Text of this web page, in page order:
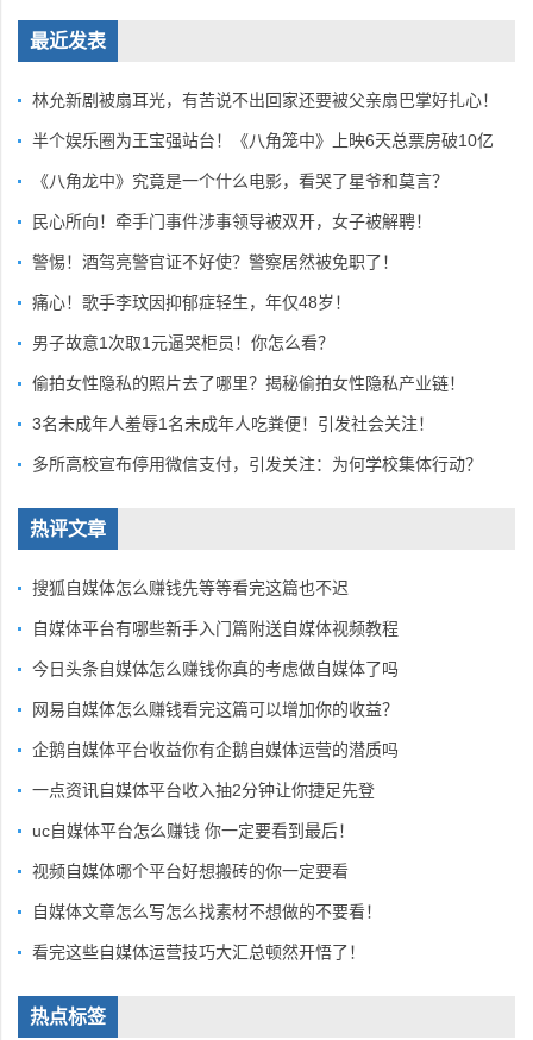
最近发表
林允新剧被扇耳光，有苦说不出回家还要被父亲扇巴掌好扎心！
半个娱乐圈为王宝强站台！《八角笼中》上映6天总票房破10亿
《八角龙中》究竟是一个什么电影，看哭了星爷和莫言？
民心所向！牵手门事件涉事领导被双开，女子被解聘！
警惕！酒驾亮警官证不好使？警察居然被免职了！
痛心！歌手李玟因抑郁症轻生，年仅48岁！
男子故意1次取1元逼哭柜员！你怎么看？
偷拍女性隐私的照片去了哪里？揭秘偷拍女性隐私产业链！
3名未成年人羞辱1名未成年人吃粪便！引发社会关注！
多所高校宣布停用微信支付，引发关注：为何学校集体行动？
热评文章
搜狐自媒体怎么赚钱先等等看完这篇也不迟
自媒体平台有哪些新手入门篇附送自媒体视频教程
今日头条自媒体怎么赚钱你真的考虑做自媒体了吗
网易自媒体怎么赚钱看完这篇可以增加你的收益？
企鹅自媒体平台收益你有企鹅自媒体运营的潜质吗
一点资讯自媒体平台收入抽2分钟让你捷足先登
uc自媒体平台怎么赚钱 你一定要看到最后！
视频自媒体哪个平台好想搬砖的你一定要看
自媒体文章怎么写怎么找素材不想做的不要看！
看完这些自媒体运营技巧大汇总顿然开悟了！
热点标签